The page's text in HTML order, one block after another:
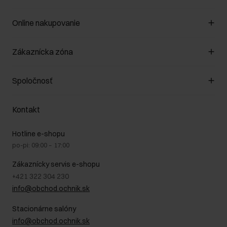
Online nakupovanie
Spravovať súbory cookie
Spôsob platby
Vrátenie
Zákaznícka zóna
Zákazníky klub
Pravidlá propagácie
Starostlivosť o kožu
Bezpečné nakupovanie
Blog
Najčastejšie kladené otázky (FAQ)
Spoločnosť
O nás
GDPR - Zásady ochrany osobných údajov
Právne informácie
Kontakt
Hotline e-shopu
po-pi: 09:00 – 17:00
Zákaznícky servis e-shopu
+421 322 304 230
info@obchod.ochnik.sk
Stacionárne salóny
info@obchod.ochnik.sk